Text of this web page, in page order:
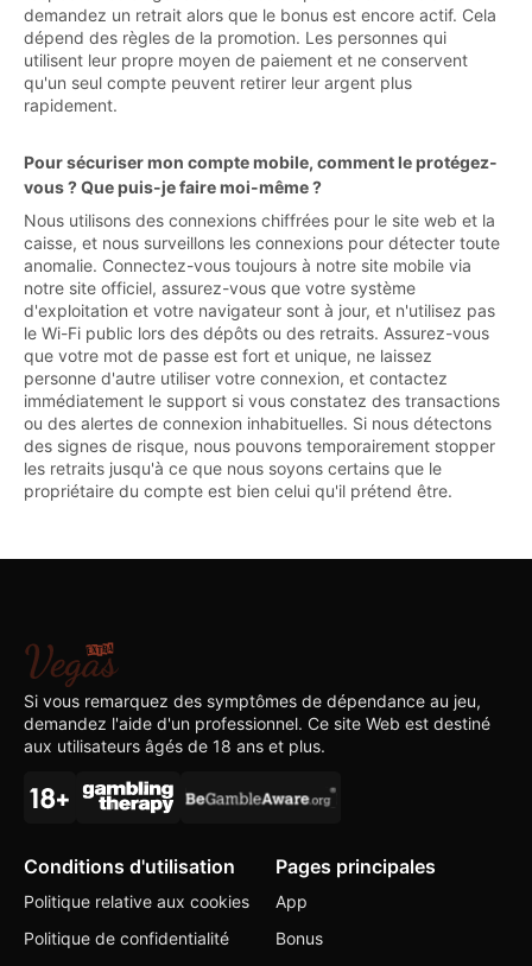
demandez un retrait alors que le bonus est encore actif. Cela
dépend des règles de la promotion. Les personnes qui
utilisent leur propre moyen de paiement et ne conservent
qu'un seul compte peuvent retirer leur argent plus
rapidement.
Pour sécuriser mon compte mobile, comment le protégez-
vous ? Que puis-je faire moi-même ?
Nous utilisons des connexions chiffrées pour le site web et la
caisse, et nous surveillons les connexions pour détecter toute
anomalie. Connectez-vous toujours à notre site mobile via
notre site officiel, assurez-vous que votre système
d'exploitation et votre navigateur sont à jour, et n'utilisez pas
le Wi-Fi public lors des dépôts ou des retraits. Assurez-vous
que votre mot de passe est fort et unique, ne laissez
personne d'autre utiliser votre connexion, et contactez
immédiatement le support si vous constatez des transactions
ou des alertes de connexion inhabituelles. Si nous détectons
des signes de risque, nous pouvons temporairement stopper
les retraits jusqu'à ce que nous soyons certains que le
propriétaire du compte est bien celui qu'il prétend être.
Si vous remarquez des symptômes de dépendance au jeu,
demandez l'aide d'un professionnel. Ce site Web est destiné
aux utilisateurs âgés de 18 ans et plus.
Conditions d'utilisation
Politique relative aux cookies
Politique de confidentialité
Pages principales
App
Bonus